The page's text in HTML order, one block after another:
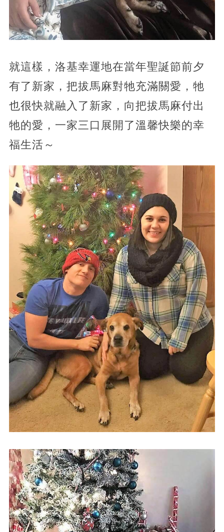
就這樣，洛基幸運地在當年聖誕節前夕
有了新家，把拔馬麻對牠充滿關愛，牠
也很快就融入了新家，向把拔馬麻付出
牠的愛，一家三口展開了溫馨快樂的幸
福生活～